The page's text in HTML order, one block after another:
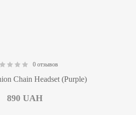
0 отзывов
Chain Headset (Purple)
890 UAH